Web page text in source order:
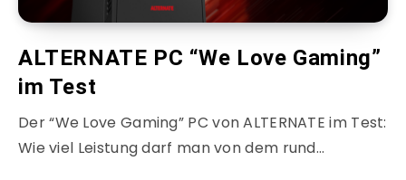
ALTERNATE PC “We Love Gaming”
im Test
Der “We Love Gaming” PC von ALTERNATE im Test:
Wie viel Leistung darf man von dem rund…